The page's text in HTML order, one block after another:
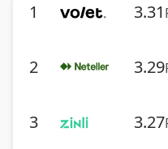
1 3.31
2 3.29
3 3.27